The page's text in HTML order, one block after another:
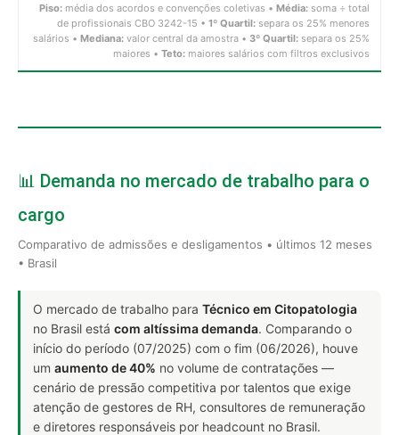
Piso: média dos acordos e convenções coletivas • Média: soma ÷ total
de profissionais CBO 3242-15 • 1º Quartil: separa os 25% menores
salários • Mediana: valor central da amostra • 3º Quartil: separa os 25%
maiores • Teto: maiores salários com filtros exclusivos
📊 Demanda no mercado de trabalho para o
cargo
Comparativo de admissões e desligamentos • últimos 12 meses
• Brasil
O mercado de trabalho para Técnico em Citopatologia
no Brasil está com altíssima demanda. Comparando o
início do período (07/2025) com o fim (06/2026), houve
um aumento de 40% no volume de contratações —
cenário de pressão competitiva por talentos que exige
atenção de gestores de RH, consultores de remuneração
e diretores responsáveis por headcount no Brasil.